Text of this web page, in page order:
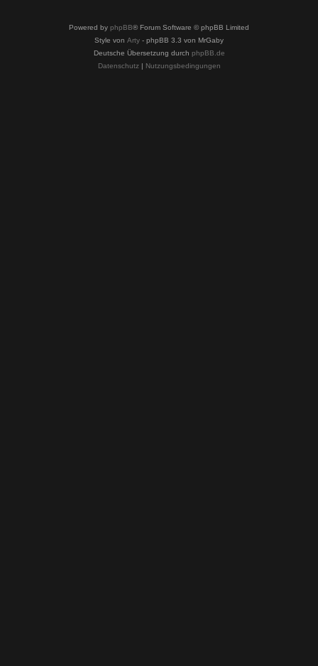
Powered by phpBB® Forum Software © phpBB Limited
Style von Arty - phpBB 3.3 von MrGaby
Deutsche Übersetzung durch phpBB.de
Datenschutz| Nutzungsbedingungen